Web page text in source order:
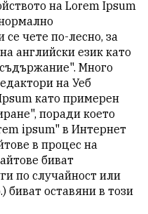
на Lorem Ipsum
чете по-лесно, за
английски език като
Много
на Уеб
като примерен
поради което
ipsum" в Интернет
в процес на
биват
по случайност или
биват оставяни в този